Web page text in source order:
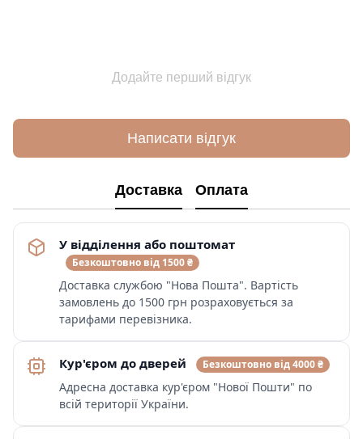
Додайте перший відгук
Написати відгук
Доставка Оплата
У відділення або поштомат
Безкоштовно від 1500 ₴
Доставка службою "Нова Пошта". Вартість
замовлень до 1500 грн розраховується за
тарифами перевізника.
Кур'єром до дверей Безкоштовно від 4000 ₴
Адресна доставка кур'єром "Нової Пошти" по
всій території України.